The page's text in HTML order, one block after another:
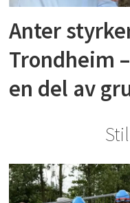
Anter
Trondheim
en del av